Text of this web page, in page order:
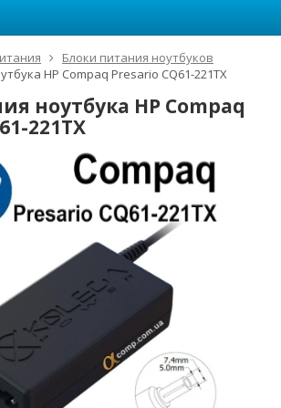
Блоки питания ноутбуков
HP Compaq Presario CQ61-221TX
ноутбука HP Compaq
221TX